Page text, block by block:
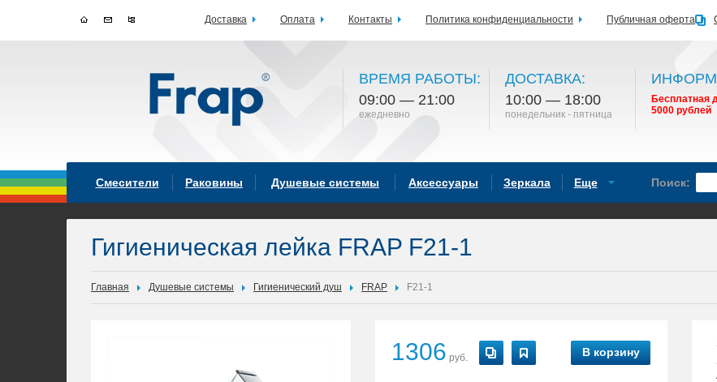
ВРЕМЯ РАБОТЫ:
09:00 — 21:00
ежедневно
ДОСТАВКА:
10:00 — 18:00
понедельник - пятница
Бесплатная
5000 рублей
Смесители Раковины Душевые системы Аксессуары Зеркала Еще Поиск:
Гигиеническая лейка FRAP F21-1
Главная Душевые системы Гигиенический душ FRAP F21-1
1306 руб. В корзину
Доставка Оплата Контакты Политика конфиденциальности Публичная оферта